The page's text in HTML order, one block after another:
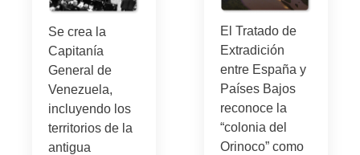
Se crea la
Capitanía
General de
Venezuela,
incluyendo los
territorios de la
antigua
El Tratado de
Extradición
entre España y
Países Bajos
reconoce la
“colonia del
Orinoco” como